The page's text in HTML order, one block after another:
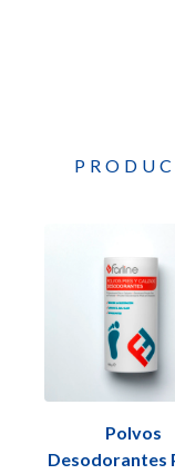
Polvos
Desodorantes